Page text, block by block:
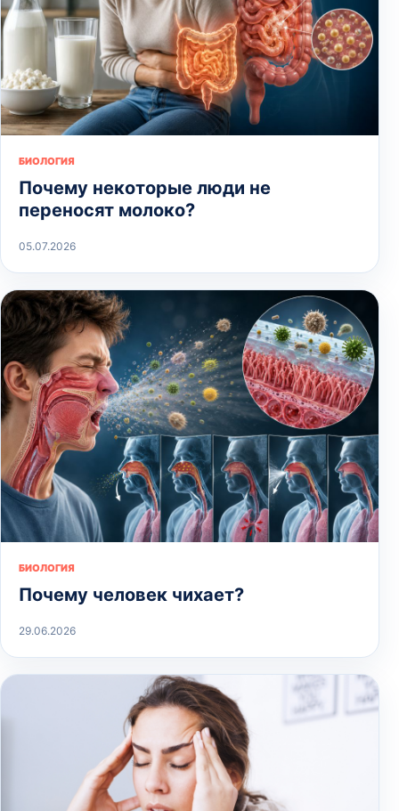
БИОЛОГИЯ
Почему некоторые люди не
переносят молоко?
05.07.2026
БИОЛОГИЯ
Почему человек чихает?
29.06.2026